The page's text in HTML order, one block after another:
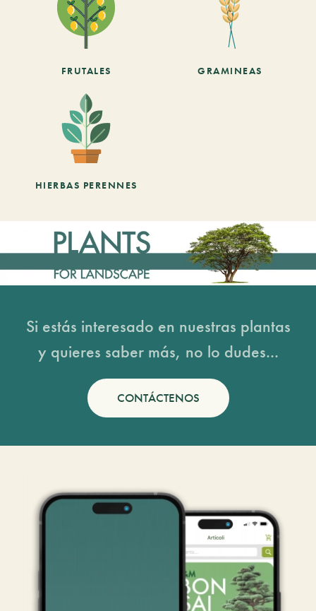
FRUTALES GRAMINEAS
HIERBAS PERENNES
Si estás interesado en nuestras plantas
y quieres saber más, no lo dudes...
CONTÁCTENOS